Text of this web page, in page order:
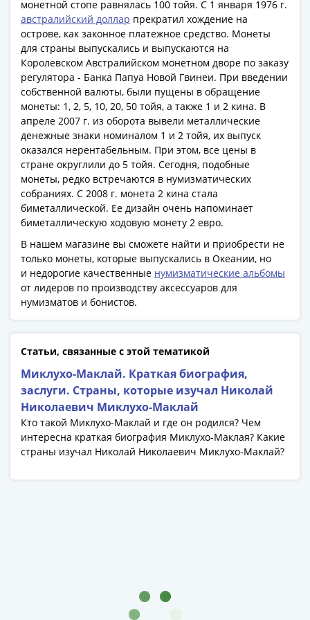
1919
1920гг
1921
1922
1923
1924
1932
1934
1937
1938
1947
1961
Засько)
1961
1991
Гражданская
война
царской
России
Частные
выпуски
Банкноты
красивыми
монетной стопе равнялась 100 тойя. С 1 января 1976 г.
австралийский доллар прекратил хождение на
острове, как законное платежное средство. Монеты
для страны выпускались и выпускаются на
Королевском Австралийском монетном дворе по заказу
регулятора - Банка Папуа Новой Гвинеи. При введении
собственной валюты, были пущены в обращение
монеты: 1, 2, 5, 10, 20, 50 тойя, а также 1 и 2 кина. В
апреле 2007 г. из оборота вывели металлические
денежные знаки номиналом 1 и 2 тойя, их выпуск
оказался нерентабельным. При этом, все цены в
стране округлили до 5 тойя. Сегодня, подобные
монеты, редко встречаются в нумизматических
собраниях. С 2008 г. монета 2 кина стала
биметаллической. Ее дизайн очень напоминает
биметаллическую ходовую монету 2 евро.
В нашем магазине вы сможете найти и приобрести не
только монеты, которые выпускались в Океании, но
и недорогие качественные нумизматические альбомы
от лидеров по производству аксессуаров для
нумизматов и бонистов.
Статьи, связанные с этой тематикой
Миклухо-Маклай. Краткая биография,
заслуги. Страны, которые изучал Николай
Николаевич Миклухо-Маклай
Кто такой Миклухо-Маклай и где он родился? Чем
интересна краткая биография Миклухо-Маклая? Какие
страны изучал Николай Николаевич Миклухо-Маклай?